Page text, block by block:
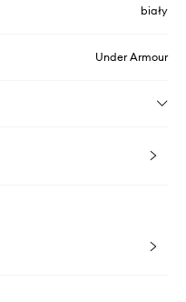
biały
Under Armour